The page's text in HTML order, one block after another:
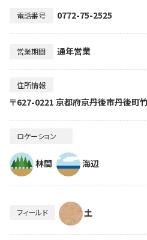
電話番号 0772-75-2525
営業期間 通年営業
住所情報
〒627-0221 京都府京丹後市丹後町
ロケーション
林間 海辺
フィールド 土